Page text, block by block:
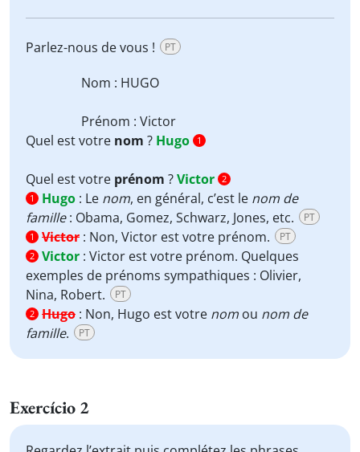
Parlez-nous de vous ! PT
Nom : HUGO
Prénom : Victor
Quel est votre nom ? Hugo 1
Quel est votre prénom ?Victor 2
1
Hugo : Le nom, en général, c’est le nom de
famille: Obama, Gomez, Schwarz, Jones, etc. PT
1 Victor : Non, Victor est votre prénom. PT
2 Victor : Victor est votre prénom. Quelques
exemples de prénoms sympathiques : Olivier,
Nina, Robert.
PT
2 Hugo : Non, Hugo est votre nom ou nom de
famille. PT
Exercício 2